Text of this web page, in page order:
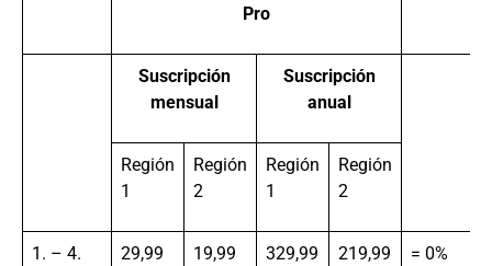
Pro
Suscripción
mensual
Suscripción
anual
Región
1
Región
2
Región
1
Región
2
1. – 4.
29,99
19,99
329,99
219,99
= 0%